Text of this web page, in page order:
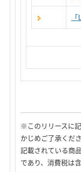
※このリリースに
かじめご了承くださ
記載されている商
であり、消費税は